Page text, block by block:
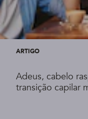
ARTIGO
Adeus, cabelo
transição capilar